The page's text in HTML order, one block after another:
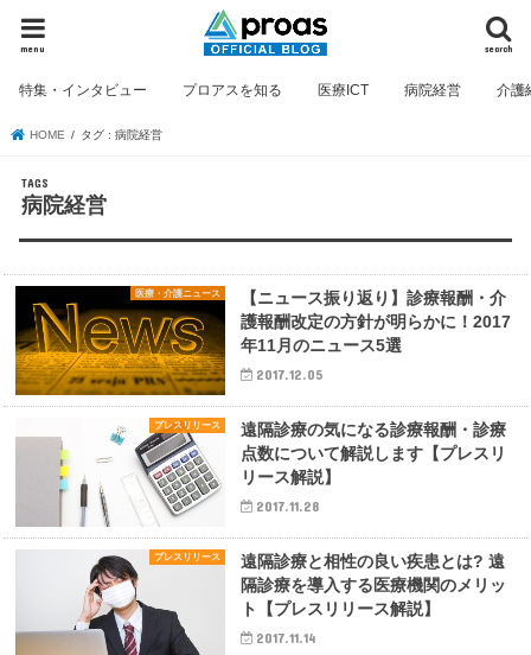
search
menu
特集・インタビュー プロアスを知る 医療ICT 病院経営 介護
HOME タグ : 病院経営
病院経営
医療・介護ニュース
【ニュース振り返り】診療報酬・介
護報酬改定の方針が明らかに！2017
年11月のニュース5選
2017.12.05
プレスリリース
遠隔診療の気になる診療報酬・診療
点数について解説します【プレスリ
リース解説】
2017.11.28
プレスリリース
遠隔診療と相性の良い疾患とは? 遠
隔診療を導入する医療機関のメリッ
ト【プレスリリース解説】
2017.11.14